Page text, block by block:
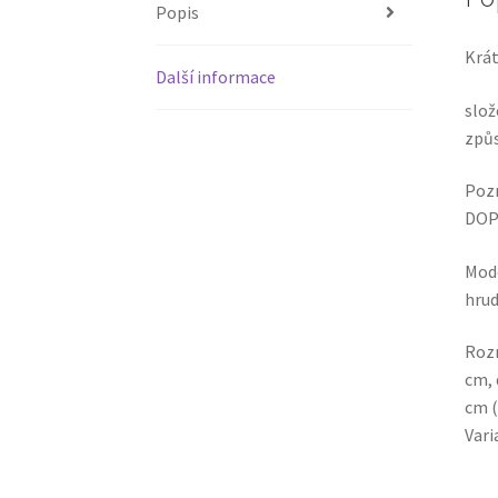
Popis
Další informace
cm,
cm